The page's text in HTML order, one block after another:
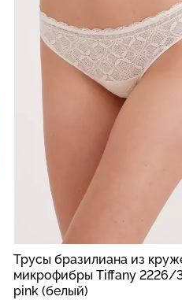
Бюстгальтер с push-up
формованной чашкой
1212/01N (белый)